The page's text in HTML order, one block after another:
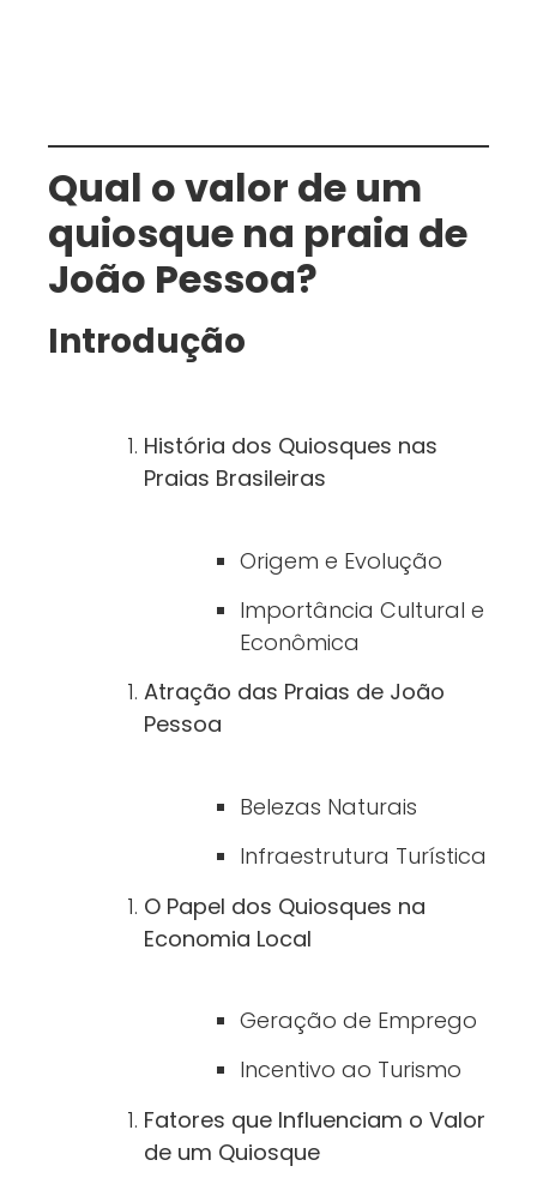
Qual o valor de um
quiosque na praia de
João Pessoa?
Introdução
História dos Quiosques nas
Praias Brasileiras
Origem e Evolução
Importância Cultural e
Econômica
Atração das Praias de João
Pessoa
Belezas Naturais
Infraestrutura Turística
O Papel dos Quiosques na
Economia Local
Geração de Emprego
Incentivo ao Turismo
Fatores que Influenciam o Valor
de um Quiosque